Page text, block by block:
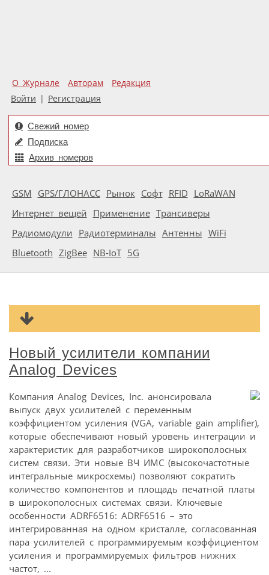
О Журнале Авторам
Редакция
Войти | Регистрация
Свежий номер
Подписка
Архив номеров
GSM GPS/ГЛОНАСС Рынок Софт RFID LoRaWAN
Интернет вещей Применение Трансиверы
Радиомодули Радиотерминалы Антенны WiFi
Bluetooth ZigBee NB-IoT 5G
Новый усилители компании
Analog Devices
Компания Analog Devices, Inc. анонсировала
выпуск двух усилителей с переменным
коэффициентом усиления (VGA, variable gain amplifier),
которые обеспечивают новый уровень интеграции и
характеристик для разработчиков широкополосных
систем связи. Эти новые ВЧ ИМС (высокочастотные
интегральные микросхемы) позволяют сократить
количество компонентов и площадь печатной платы
в широкополосных системах связи. Ключевые
особенности ADRF6516: ADRF6516 – это
интегрированная на одном кристалле, согласованная
пара усилителей с программируемым коэффициентом
усиления и программируемых фильтров нижних
частот, ...